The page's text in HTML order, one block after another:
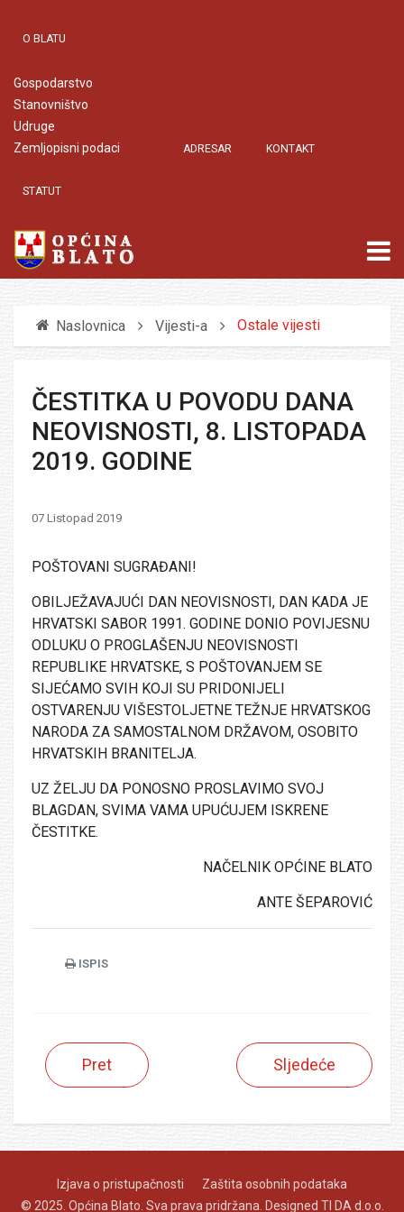
O BLATU
Gospodarstvo
Stanovništvo
Udruge
Zemljopisni podaci
ADRESAR KONTAKT
STATUT
Naslovnica Vijesti-a Ostale vijesti
ČESTITKA U POVODU DANA
NEOVISNOSTI, 8. LISTOPADA
2019. GODINE
07 Listopad 2019
POŠTOVANI SUGRAĐANI!
OBILJEŽAVAJUĆI DAN NEOVISNOSTI, DAN KADA JE
HRVATSKI SABOR 1991. GODINE DONIO POVIJESNU
ODLUKU O PROGLAŠENJU NEOVISNOSTI
REPUBLIKE HRVATSKE, S POŠTOVANJEM SE
SIJEĆAMO SVIH KOJI SU PRIDONIJELI
OSTVARENJU VIŠESTOLJETNE TEŽNJE HRVATSKOG
NARODA ZA SAMOSTALNOM DRŽAVOM, OSOBITO
HRVATSKIH BRANITELJA.
UZ ŽELJU DA PONOSNO PROSLAVIMO SVOJ
BLAGDAN, SVIMA VAMA UPUĆUJEM ISKRENE
ČESTITKE.
NAČELNIK OPĆINE BLATO
ANTE ŠEPAROVIĆ
ISPIS
Pret Sljedeće
Izjava o pristupačnosti
Zaštita osobnih podataka
© 2025. Općina Blato. Sva prava pridržana. Designed TI DA d.o.o.